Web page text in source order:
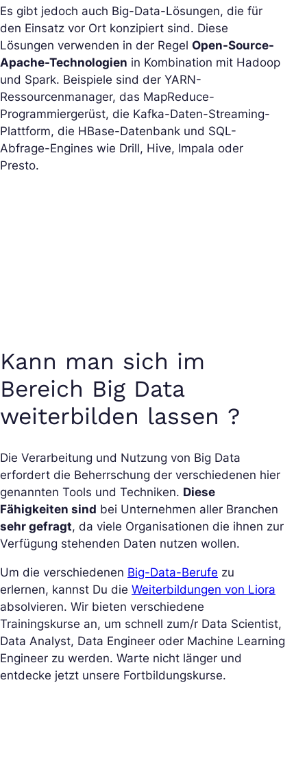
Es gibt jedoch auch Big-Data-Lösungen, die für
den Einsatz vor Ort konzipiert sind. Diese
Lösungen verwenden in der Regel Open-Source-
Apache-Technologien in Kombination mit Hadoop
und Spark. Beispiele sind der YARN-
Ressourcenmanager, das MapReduce-
Programmiergerüst, die Kafka-Daten-Streaming-
Plattform, die HBase-Datenbank und SQL-
Abfrage-Engines wie Drill, Hive, Impala oder
Presto.
Kann man sich im
Bereich Big Data
weiterbilden lassen ?
Die Verarbeitung und Nutzung von Big Data
erfordert die Beherrschung der verschiedenen hier
genannten Tools und Techniken. Diese
Fähigkeiten sind bei Unternehmen aller Branchen
sehr gefragt, da viele Organisationen die ihnen zur
Verfügung stehenden Daten nutzen wollen.
Um die verschiedenen Big-Data-Berufe zu
erlernen, kannst Du die Weiterbildungen von Liora
absolvieren. Wir bieten verschiedene
Trainingskurse an, um schnell zum/r Data Scientist,
Data Analyst, Data Engineer oder Machine Learning
Engineer zu werden. Warte nicht länger und
entdecke jetzt unsere Fortbildungskurse.